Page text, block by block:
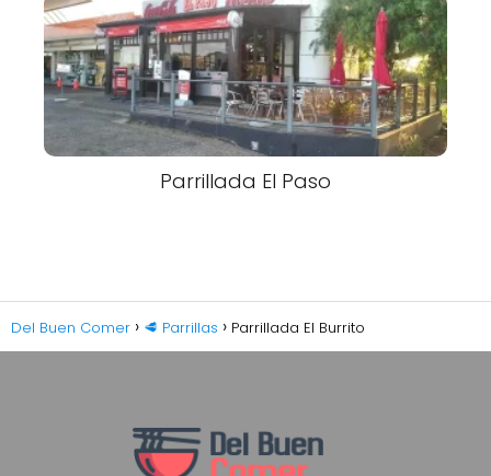
Parrillada El Paso
Del Buen Comer 🥩 Parrillas Parrillada El Burrito